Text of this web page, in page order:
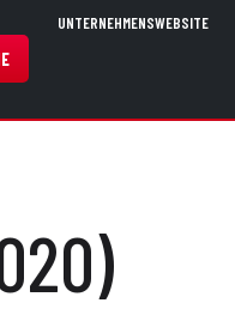
UNTERNEHMENSWEBSITE